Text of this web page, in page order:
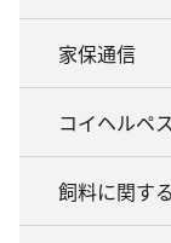
家保通信
コイヘルペ
飼料に関す